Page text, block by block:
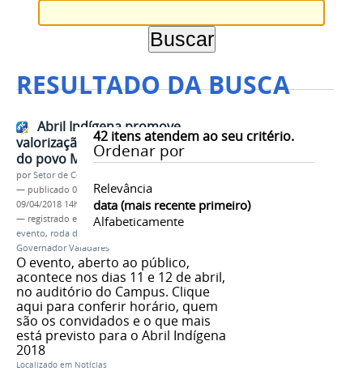
RESULTADO DA BUSCA
42itens atendem ao seu critério.
Ordenar por
Relevância
data (mais recente primeiro)
Alfabeticamente
Abril Indígena promove
valorização da história e cultura
do povo Maxacali
porSetor de Comunicação
— publicado 09/04/2018—última modificação
09/04/2018 14h32
— registrado em:
Abril Indígena,maxacalis
evento, roda de conversa
Governador Valadares
O evento, aberto ao público,
acontece nos dias 11 e 12 de abril,
no auditório do Campus. Clique
aqui para conferir horário, quem
são os convidados e o que mais
está previsto para o Abril Indígena
2018
Localizado em Notícias